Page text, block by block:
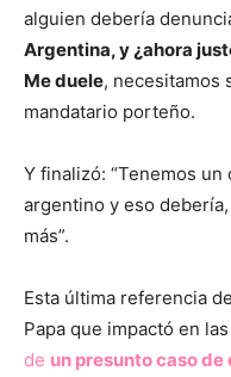
alguien debería
Argentina, y ¿ahora
Me duele, necesitamos
mandatario porteño.
Y finalizó: “Tenemos
argentino y eso
más”.
Esta última referencia
Papa que impactó en
de un presunto caso